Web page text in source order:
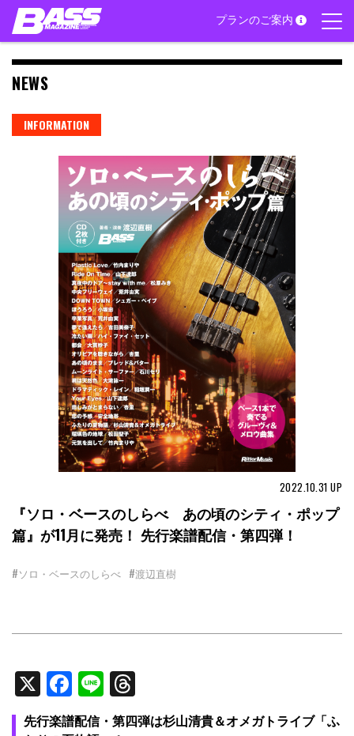
Skip
content
プランのご案内
NEWS
INFORMATION
2022.10.31 UP
『ソロ・ベースのしらべ あの頃のシティ・ポップ
篇』が11月に発売！ 先行楽譜配信・第四弾！
#ソロ・ベースのしらべ #渡辺直樹
X Facebook
Line
先行楽譜配信・第四弾は杉山清貴＆オメガトライブ「ふ